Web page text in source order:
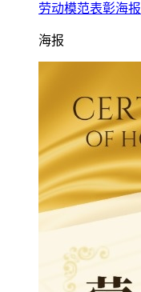
劳动模范表彰海报
海报